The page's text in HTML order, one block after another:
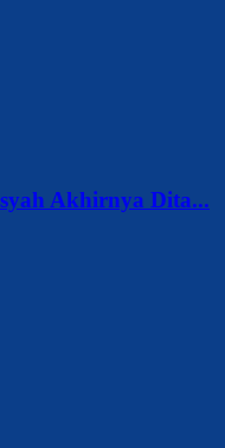
Akhirnya Dita...